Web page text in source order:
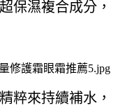
保濕複合成分，
粹來持續補水，